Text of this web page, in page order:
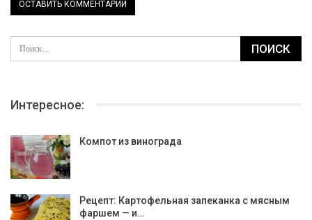
Интересное:
Компот из винограда
Рецепт: Картофельная запеканка с мясным
фаршем — и…